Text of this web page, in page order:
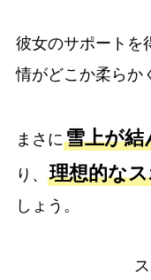
彼女のサポートを
情がどこか柔らか
まさに雪上が結
り、 理想的な
しょう。